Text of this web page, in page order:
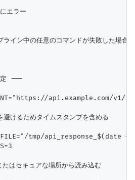
エラー
中の任意のコマンドが失敗した場合に
定 ---
api.example.com/v1/
けるためタイムスタンプを含める
tmp/api_response_$(date
はセキュアな場所から読み込む